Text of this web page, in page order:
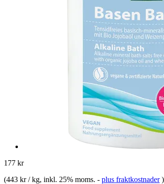
177 kr
(443 kr / kg, inkl. 25% moms. - plus fraktkostnader )